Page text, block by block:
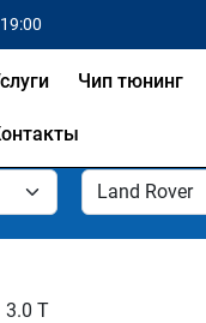
Чип тюнинг
3.0 T